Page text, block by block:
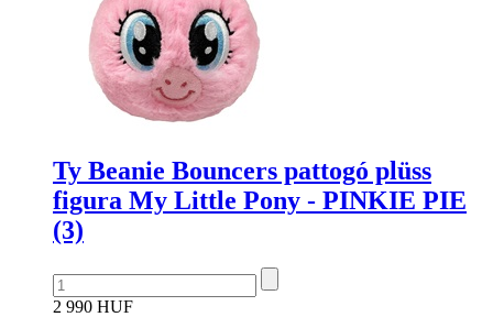
Ty Beanie Bouncers pattogó plüss
figura My Little Pony - PINKIE PIE
(3)
2 990 HUF